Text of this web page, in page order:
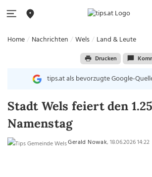
Home Nachrichten Wels Land & Leute
Drucken
tips.at als bevorzugte Google-
Stadt Wels feiert den
Namenstag
Gerald Nowak, 18.06.2026 14:22